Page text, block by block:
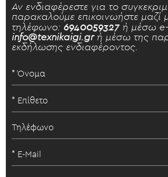
Αν ενδιαφέρεστε για το
παρακαλούμε επικοινωήστε μαζί
τηλέφωνο: 6940059327 ή μέσω
info@texnikaigi.grή μέσω της
εκδήλωσης ενδιαφέροντος.